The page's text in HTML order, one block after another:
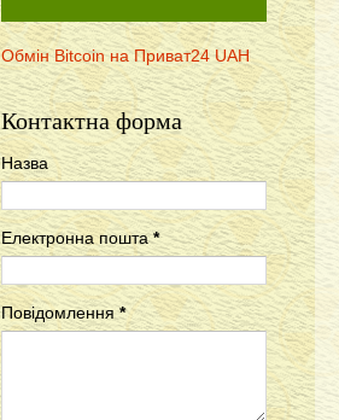
Обмін Bitcoin на Приват24 UAH
Контактна форма
Назва
Електронна пошта*
Повідомлення*